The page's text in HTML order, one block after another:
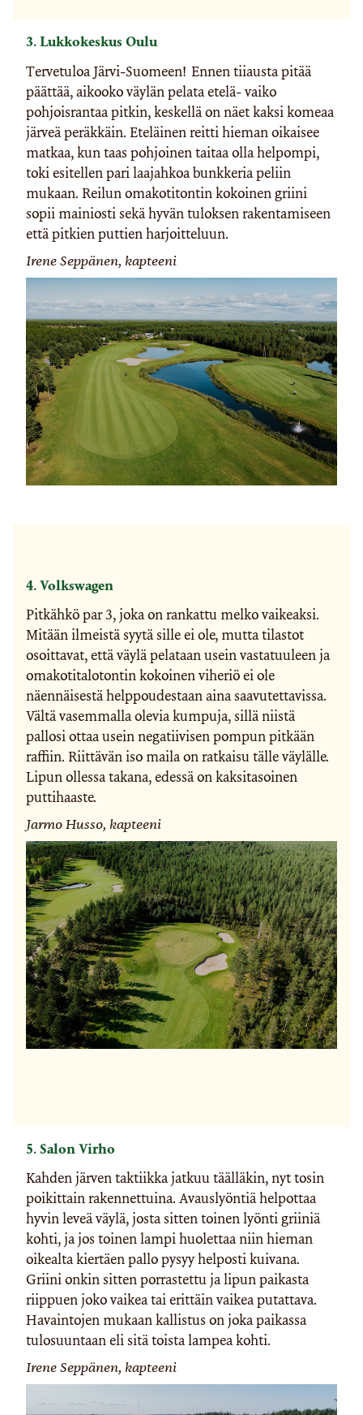
3. Lukkokeskus Oulu
Tervetuloa Järvi-Suomeen! Ennen tiiausta pitää
päättää, aikooko väylän pelata etelä- vaiko
pohjoisrantaa pitkin, keskellä on näet kaksi komeaa
järveä peräkkäin. Eteläinen reitti hieman oikaisee
matkaa, kun taas pohjoinen taitaa olla helpompi,
toki esitellen pari laajahkoa bunkkeria peliin
mukaan. Reilun omakotitontin kokoinen griini
sopii mainiosti sekä hyvän tuloksen rakentamiseen
että pitkien puttien harjoitteluun.
Irene Seppänen, kapteeni
4. Volkswagen
Pitkähkö par 3, joka on rankattu melko vaikeaksi.
Mitään ilmeistä syytä sille ei ole, mutta tilastot
osoittavat, että väylä pelataan usein vastatuuleen ja
omakotitalotontin kokoinen viheriö ei ole
näennäisestä helppoudestaan aina saavutettavissa.
Vältä vasemmalla olevia kumpuja, sillä niistä
pallosi ottaa usein negatiivisen pompun pitkään
raffiin. Riittävän iso maila on ratkaisu tälle väylälle.
Lipun ollessa takana, edessä on kaksitasoinen
puttihaaste.
Jarmo Husso, kapteeni
5. Salon Virho
Kahden järven taktiikka jatkuu täälläkin, nyt tosin
poikittain rakennettuina. Avauslyöntiä helpottaa
hyvin leveä väylä, josta sitten toinen lyönti griiniä
kohti, ja jos toinen lampi huolettaa niin hieman
oikealta kiertäen pallo pysyy helposti kuivana.
Griini onkin sitten porrastettu ja lipun paikasta
riippuen joko vaikea tai erittäin vaikea putattava.
Havaintojen mukaan kallistus on joka paikassa
tulosuuntaan eli sitä toista lampea kohti.
Irene Seppänen, kapteeni